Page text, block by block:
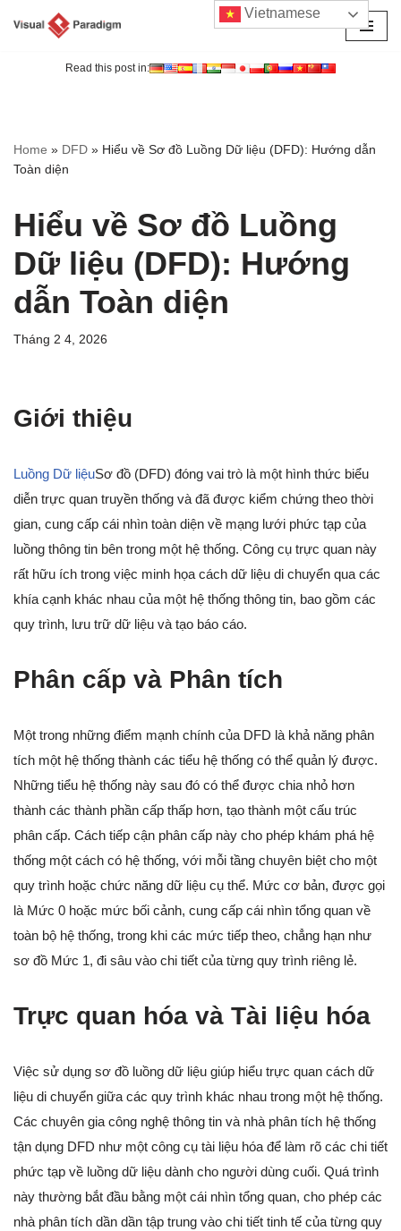
Read this post in:
Home » DFD » Hiểu về Sơ đồ Luồng Dữ liệu (DFD): Hướng dẫn
Toàn diện
Hiểu về Sơ đồ Luồng
Dữ liệu (DFD): Hướng
dẫn Toàn diện
Tháng 2 4, 2026
Giới thiệu
Luồng Dữ liệuSơ đồ (DFD) đóng vai trò là một hình thức biểu
diễn trực quan truyền thống và đã được kiểm chứng theo thời
gian, cung cấp cái nhìn toàn diện về mạng lưới phức tạp của
luồng thông tin bên trong một hệ thống. Công cụ trực quan này
rất hữu ích trong việc minh họa cách dữ liệu di chuyển qua các
khía cạnh khác nhau của một hệ thống thông tin, bao gồm các
quy trình, lưu trữ dữ liệu và tạo báo cáo.
Phân cấp và Phân tích
Một trong những điểm mạnh chính của DFD là khả năng phân
tích một hệ thống thành các tiểu hệ thống có thể quản lý được.
Những tiểu hệ thống này sau đó có thể được chia nhỏ hơn
thành các thành phần cấp thấp hơn, tạo thành một cấu trúc
phân cấp. Cách tiếp cận phân cấp này cho phép khám phá hệ
thống một cách có hệ thống, với mỗi tầng chuyên biệt cho một
quy trình hoặc chức năng dữ liệu cụ thể. Mức cơ bản, được gọi
là Mức 0 hoặc mức bối cảnh, cung cấp cái nhìn tổng quan về
toàn bộ hệ thống, trong khi các mức tiếp theo, chẳng hạn như
sơ đồ Mức 1, đi sâu vào chi tiết của từng quy trình riêng lẻ.
Trực quan hóa và Tài liệu hóa
Việc sử dụng sơ đồ luồng dữ liệu giúp hiểu trực quan cách dữ
liệu di chuyển giữa các quy trình khác nhau trong một hệ thống.
Các chuyên gia công nghệ thông tin và nhà phân tích hệ thống
tận dụng DFD như một công cụ tài liệu hóa để làm rõ các chi tiết
phức tạp về luồng dữ liệu dành cho người dùng cuối. Quá trình
này thường bắt đầu bằng một cái nhìn tổng quan, cho phép các
nhà phân tích dần dần tập trung vào chi tiết tinh tế của từng quy
Vietnamese